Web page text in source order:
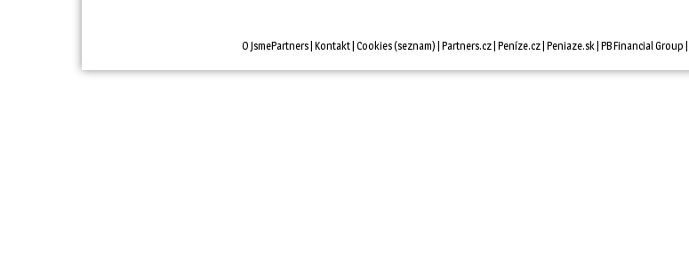
O JsmePartners Kontakt Cookies(seznam) | Partners.cz Peníze.cz Peniaze.sk PB Financial Group